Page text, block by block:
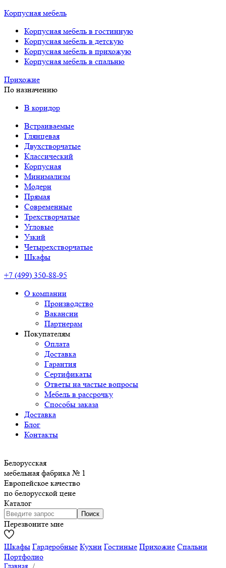
Корпусная мебель
Корпусная мебель в гостинную
Корпусная мебель в детскую
Корпусная мебель в прихожую
Корпусная мебель в спальню
Прихожие
По назначению
В коридор
Встраиваемые
Глянцевая
Двухстворчатые
Классический
Корпусная
Минимализм
Модерн
Прямая
Современные
Трехстворчатые
Угловые
Узкий
Четырехстворчатые
Шкафы
+7 (499) 350-88-95
О компании
Производство
Вакансии
Партнерам
Покупателям
Оплата
Доставка
Гарантия
Сертификаты
Ответы на частые вопросы
Мебель в рассрочку
Способы заказа
Доставка
Блог
Контакты
Белорусская
мебельная фабрика № 1
Европейское качество
по белорусской цене
Каталог
Перезвоните мне
Шкафы Гардеробные Кухни Гостиные Прихожие Спальни
Портфолио
Главная /